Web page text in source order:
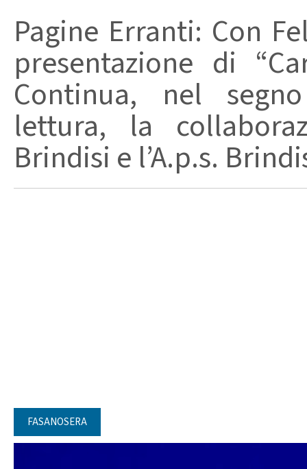
Pagine Erranti: Con
presentazione di
Continua, nel
lettura, la
Brindisi e l’A.p.s.
FASANOSERA